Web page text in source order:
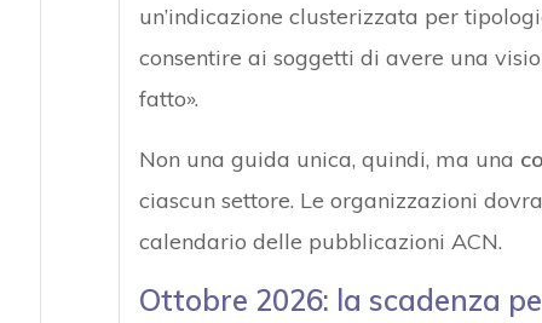
un’indicazione clusterizzata per
consentire ai soggetti di avere una
fatto».
Non una guida unica, quindi, ma una
ciascun settore. Le organizzazioni
calendario delle pubblicazioni ACN.
Ottobre 2026: la scadenza